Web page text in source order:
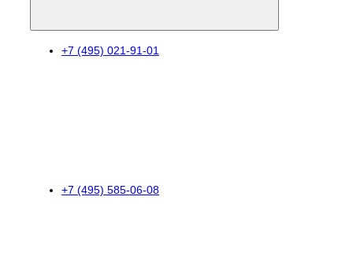
+7 (495) 021-91-01
+7 (495) 585-06-08